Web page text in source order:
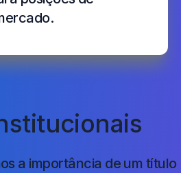
a importância de um título